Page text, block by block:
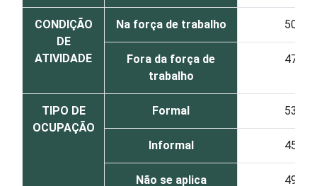
CONDIÇÃO
DE
ATIVIDADE
Na força de trabalho 50
Fora da força de
trabalho
47
TIPO DE
OCUPAÇÃO
Formal 53
Informal 45
Não se aplica 49